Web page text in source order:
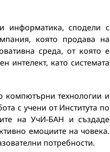
информатика, сподели с
която продава на
среда, от която е
интелект, като системата
компютърни технологии и
с учени от Института по
на УчИ-БАН и създаде
емоциите на човека.
потребности.